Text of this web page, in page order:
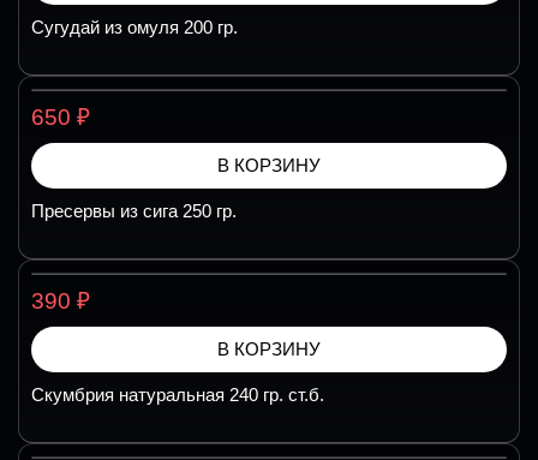
Сугудай из омуля 200 гр.
650 ₽
В КОРЗИНУ
Пресервы из сига 250 гр.
390 ₽
В КОРЗИНУ
Скумбрия натуральная 240 гр. ст.б.